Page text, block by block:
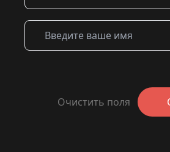
Очистить поля